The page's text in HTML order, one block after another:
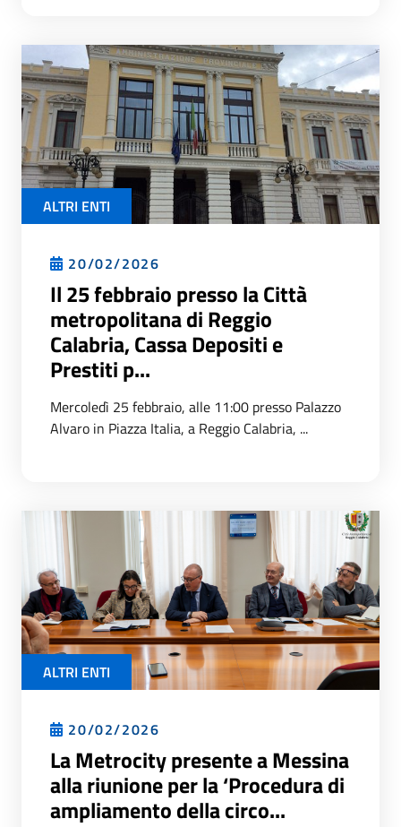
ALTRI ENTI
20/02/2026
Il 25 febbraio presso la Città
metropolitana di Reggio
Calabria, Cassa Depositi e
Prestiti p...
Mercoledì 25 febbraio, alle 11:00 presso Palazzo
Alvaro in Piazza Italia, a Reggio Calabria, ...
ALTRI ENTI
20/02/2026
La Metrocity presente a Messina
alla riunione per la ‘Procedura di
ampliamento della circo...